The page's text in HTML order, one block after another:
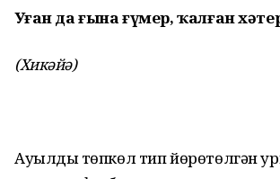
Уҙған да ғына ғүмер, ҡалған
(Хикәйә)
Ауылдың төпкөл тип йөрөтөлгән